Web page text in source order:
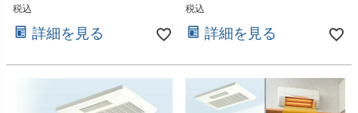
税込
詳細を見る
税込
詳細を見る